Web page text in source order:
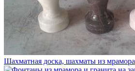
Шахматная доска, шахматы из мрамора